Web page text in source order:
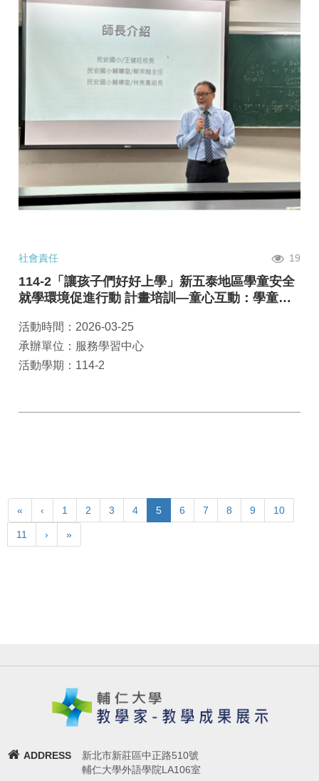
社會責任 19
114-2「讓孩子們好好上學」新五泰地區學童安全
就學環境促進行動 計畫培訓—童心互動：學童相
活動時間：2026-03-25
承辦單位：服務學習中心
活動學期：114-2
« ‹ 1 2 3 4 5 6 7 8 9 10
11 › »
ADDRESS
新北市新莊區中正路510號
輔仁大學外語學院LA106室